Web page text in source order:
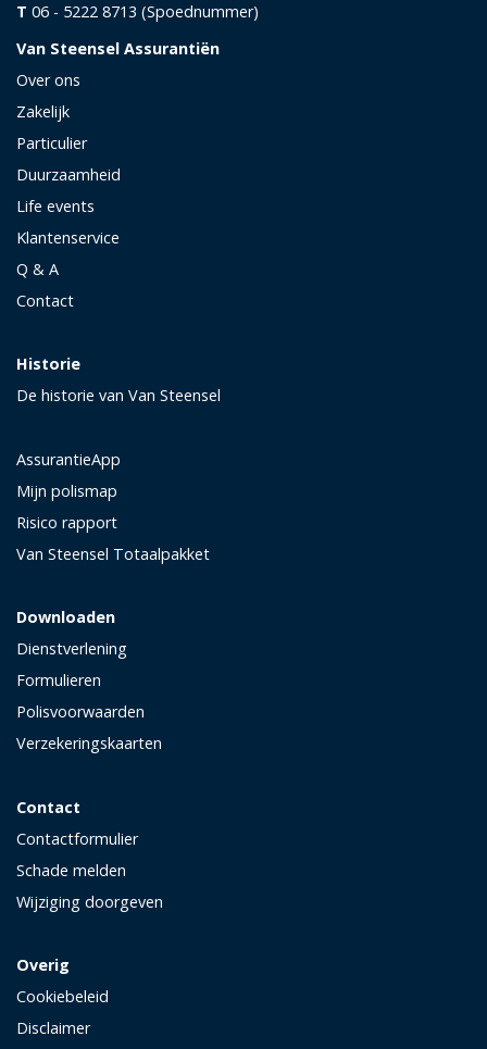
T 06 - 5222 8713 (Spoednummer)
Van Steensel Assurantiën
Over ons
Zakelijk
Particulier
Duurzaamheid
Life events
Klantenservice
Q & A
Contact
Historie
De historie van Van Steensel
AssurantieApp
Mijn polismap
Risico rapport
Van Steensel Totaalpakket
Downloaden
Dienstverlening
Formulieren
Polisvoorwaarden
Verzekeringskaarten
Contact
Contactformulier
Schade melden
Wijziging doorgeven
Overig
Cookiebeleid
Disclaimer